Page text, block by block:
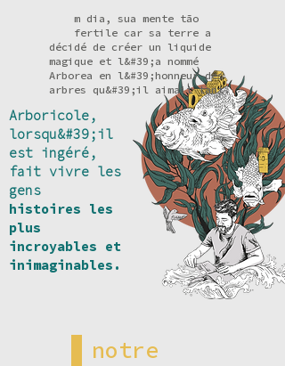
Arboricole,
lorsqu&#39;il
est ingéré,
fait vivre les
gens
histoires les
plus
incroyables et
inimaginables.
m dia, sua mente tão
fertile car sa terre a
décidé de créer un liquide
magique et l&#39;a nommé
Arborea en l&#39;honneur des
arbres qu&#39;il aimait tant.
notre